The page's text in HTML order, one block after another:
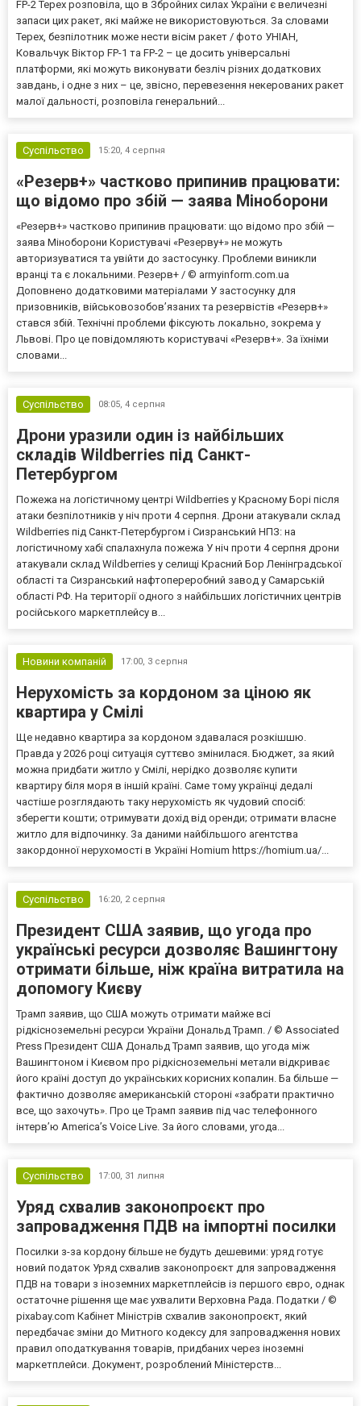
FP-2 Терех розповіла, що в Збройних силах України є величезні
запаси цих ракет, які майже не використовуються. За словами
Терех, безпілотник може нести вісім ракет / фото УНІАН,
Ковальчук Віктор FP-1 та FP-2 – це досить універсальні
платформи, які можуть виконувати безліч різних додаткових
завдань, і одне з них – це, звісно, перевезення некерованих ракет
малої дальності, розповіла генеральний...
Суспільство 15:20, 4 серпня
«Резерв+» частково припинив працювати:
що відомо про збій — заява Міноборони
«Резерв+» частково припинив працювати: що відомо про збій —
заява Міноборони Користувачі «Резерву+» не можуть
авторизуватися та увійти до застосунку. Проблеми виникли
вранці та є локальними. Резерв+ / © armyinform.com.ua
Доповнено додатковими матеріалами У застосунку для
призовників, військовозобов’язаних та резервістів «Резерв+»
стався збій. Технічні проблеми фіксують локально, зокрема у
Львові. Про це повідомляють користувачі «Резерв+». За їхніми
словами...
Суспільство 08:05, 4 серпня
Дрони уразили один із найбільших
складів Wildberries під Санкт-
Петербургом
Пожежа на логістичному центрі Wildberries у Красному Борі після
атаки безпілотників у ніч проти 4 серпня. Дрони атакували склад
Wildberries під Санкт-Петербургом і Сизранський НПЗ: на
логістичному хабі спалахнула пожежа У ніч проти 4 серпня дрони
атакували склад Wildberries у селищі Красний Бор Ленінградської
області та Сизранський нафтопереробний завод у Самарській
області РФ. На території одного з найбільших логістичних центрів
російського маркетплейсу в...
Новини компаній 17:00, 3 серпня
Нерухомість за кордоном за ціною як
квартира у Смілі
Ще недавно квартира за кордоном здавалася розкішшю.
Правда у 2026 році ситуація суттєво змінилася. Бюджет, за який
можна придбати житло у Смілі, нерідко дозволяє купити
квартиру біля моря в іншій країні. Саме тому українці дедалі
частіше розглядають таку нерухомість як чудовий спосіб:
зберегти кошти; отримувати дохід від оренди; отримати власне
житло для відпочинку. За даними найбільшого агентства
закордонної нерухомості в Україні Homium https://homium.ua/...
Суспільство 16:20, 2 серпня
Президент США заявив, що угода про
українські ресурси дозволяє Вашингтону
отримати більше, ніж країна витратила на
допомогу Києву
Трамп заявив, що США можуть отримати майже всі
рідкісноземельні ресурси України Дональд Трамп. / © Associated
Press Президент США Дональд Трамп заявив, що угода між
Вашингтоном і Києвом про рідкісноземельні метали відкриває
його країні доступ до українських корисних копалин. Ба більше —
фактично дозволяє американській стороні «забрати практично
все, що захочуть». Про це Трамп заявив під час телефонного
інтерв’ю America’s Voice Live. За його словами, угода...
Суспільство 17:00, 31 липня
Уряд схвалив законопроєкт про
запровадження ПДВ на імпортні посилки
Посилки з-за кордону більше не будуть дешевими: уряд готує
новий податок Уряд схвалив законопроєкт для запровадження
ПДВ на товари з іноземних маркетплейсів із першого євро, однак
остаточне рішення ще має ухвалити Верховна Рада. Податки / ©
pixabay.com Кабінет Міністрів схвалив законопроєкт, який
передбачає зміни до Митного кодексу для запровадження нових
правил оподаткування товарів, придбаних через іноземні
маркетплейси. Документ, розроблений Міністерств...